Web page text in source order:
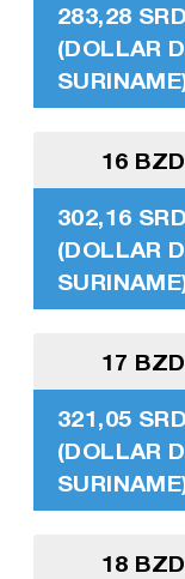
283,28 SRD
(DOLLAR
16
302,16 SRD
(DOLLAR
17
321,05 SRD
(DOLLAR
18